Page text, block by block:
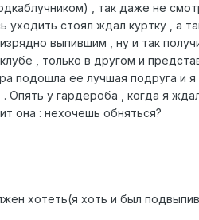
, так даже не
уходить стоял ждал куртку , а
выпившим , ну и так
, только в другом и
подошла ее лучшая подруга и
Опять у гардероба , когда я
она : нехочешь обняться?
хотеть(я хоть и был